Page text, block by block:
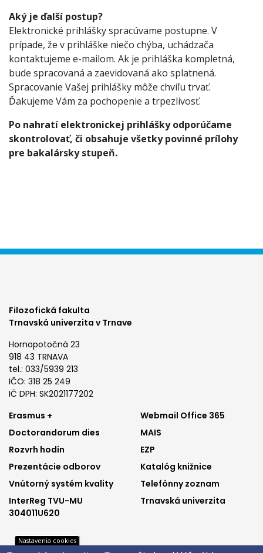
Aký je ďalší postup?
Elektronické prihlášky spracúvame postupne. V
prípade, že v prihláške niečo chýba, uchádzača
kontaktujeme e-mailom. Ak je prihláška kompletná,
bude spracovaná a zaevidovaná ako splatnená.
Spracovanie Vašej prihlášky môže chvíľu trvať.
Ďakujeme Vám za pochopenie a trpezlivosť.
Po nahratí elektronickej prihlášky odporúčame
skontrolovať, či obsahuje všetky povinné prílohy
pre bakalársky stupeň.
Filozofická fakulta
Trnavská univerzita v Trnave
Hornopotočná 23
918 43 TRNAVA
tel.: 033/5939 213
IČO: 318 25 249
IČ DPH: SK2021177202
Footer
menu
1
Erasmus +
Doctorandorum dies
Rozvrh hodín
Prezentácie odborov
Vnútorný systém kvality
InterReg TVU-MU
304011U620
Footer
menu
2
Webmail Office 365
MAIS
EZP
Katalóg knižnice
Telefónny zoznam
Trnavská univerzita
Nastavenia cookies